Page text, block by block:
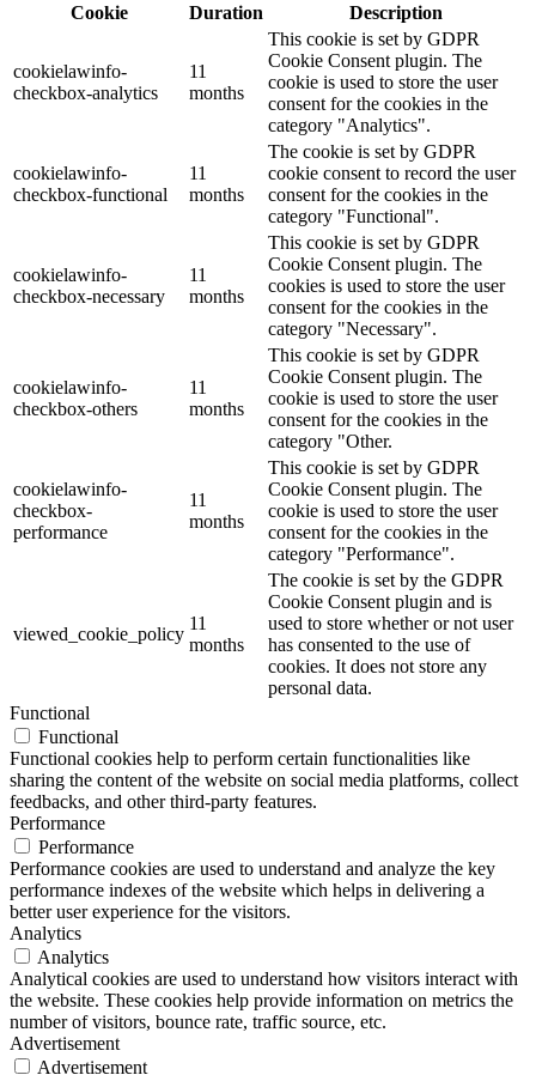
Cookie
Duration Description
cookielawinfo-
checkbox-analytics
11
months
This cookie is set by GDPR
Cookie Consent plugin. The
cookie is used to store the user
consent for the cookies in the
category "Analytics".
cookielawinfo-
checkbox-functional
11
months
The cookie is set by GDPR
cookie consent to record the user
consent for the cookies in the
category "Functional".
cookielawinfo-
checkbox-necessary
11
months
This cookie is set by GDPR
Cookie Consent plugin. The
cookies is used to store the user
consent for the cookies in the
category "Necessary".
cookielawinfo-
checkbox-others
11
months
This cookie is set by GDPR
Cookie Consent plugin. The
cookie is used to store the user
consent for the cookies in the
category "Other.
cookielawinfo-
checkbox-
performance
11
months
This cookie is set by GDPR
Cookie Consent plugin. The
cookie is used to store the user
consent for the cookies in the
category "Performance".
viewed_cookie_policy
11
months
The cookie is set by the GDPR
Cookie Consent plugin and is
used to store whether or not user
has consented to the use of
cookies. It does not store any
personal data.
Functional
Functional
Functional cookies help to perform certain functionalities like
sharing the content of the website on social media platforms, collect
feedbacks, and other third-party features.
Performance
Performance
Performance cookies are used to understand and analyze the key
performance indexes of the website which helps in delivering a
better user experience for the visitors.
Analytics
Analytics
Analytical cookies are used to understand how visitors interact with
the website. These cookies help provide information on metrics the
number of visitors, bounce rate, traffic source, etc.
Advertisement
Advertisement